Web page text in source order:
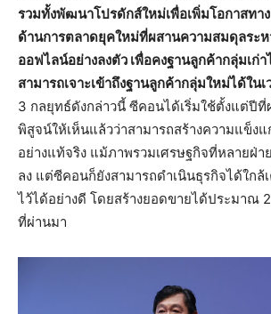
รวมทั้งพัฒนาโปรดักส์ใหม่เพื่อเพิ่มโอกาสทา
ด้านการตลาดยุคใหม่ที่ผสานความสมดุลระ
ออฟไลน์อย่างลงตัว เพื่อคงฐานลูกค้ากลุ่มเก่
สามารถเจาะเข้าถึงฐานลูกค้ากลุ่มใหม่ได้ในเ
3 กลยุทธ์ดังกล่าวนี้ ซีคอนได้เริ่มใช้ตั้งแต่ปี
พิสูจน์ให้เห็นแล้วว่าสามารถสร้างความแข็ง
อย่างแท้จริง แม้ภาพรวมเศรษฐกิจที่หลายฝ่า
ลง แต่ซีคอนก็ยังสามารถดำเนินธุรกิจได้ใกล้
ไว้ได้อย่างดี โดยสร้างยอดขายได้ประมาณ
ที่ผ่านมา